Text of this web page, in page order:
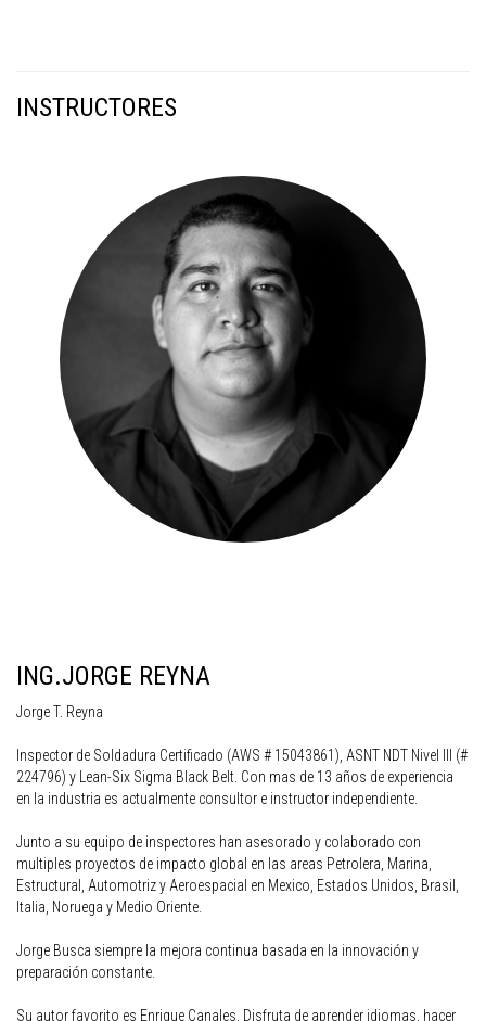
INSTRUCTORES
ING.JORGE REYNA
Jorge T. Reyna
Inspector de Soldadura Certificado (AWS # 15043861), ASNT NDT Nivel III (#
224796) y Lean-Six Sigma Black Belt. Con mas de 13 años de experiencia
en la industria es actualmente consultor e instructor independiente.
Junto a su equipo de inspectores han asesorado y colaborado con
multiples proyectos de impacto global en las areas Petrolera, Marina,
Estructural, Automotriz y Aeroespacial en Mexico, Estados Unidos, Brasil,
Italia, Noruega y Medio Oriente.
Jorge Busca siempre la mejora continua basada en la innovación y
preparación constante.
Su autor favorito es Enrique Canales, Disfruta de aprender idiomas, hacer